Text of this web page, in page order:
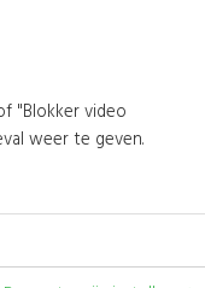
"Blokker video
weer te geven.